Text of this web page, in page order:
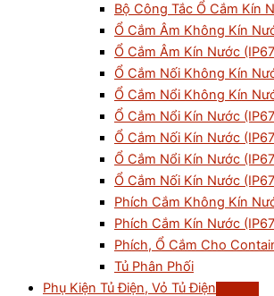
Bộ Công Tắc Ổ Cắm Kín
Ổ Cắm Âm Không Kín
Ổ Cắm Âm Kín Nước
Ổ Cắm Nối Không Kín
Ổ Cắm Nổi Không Kín
Ổ Cắm Nổi Kín Nước
Ổ Cắm Nối Kín Nước
Ổ Cắm Nổi Kín Nước
Ổ Cắm Nối Kín Nước
Phích Cắm Không Kín
Phích Cắm Kín Nước
Phích, Ổ Cắm Cho
Tủ Phân Phối
Phụ Kiện Tủ Điện, Vỏ Tủ Điện